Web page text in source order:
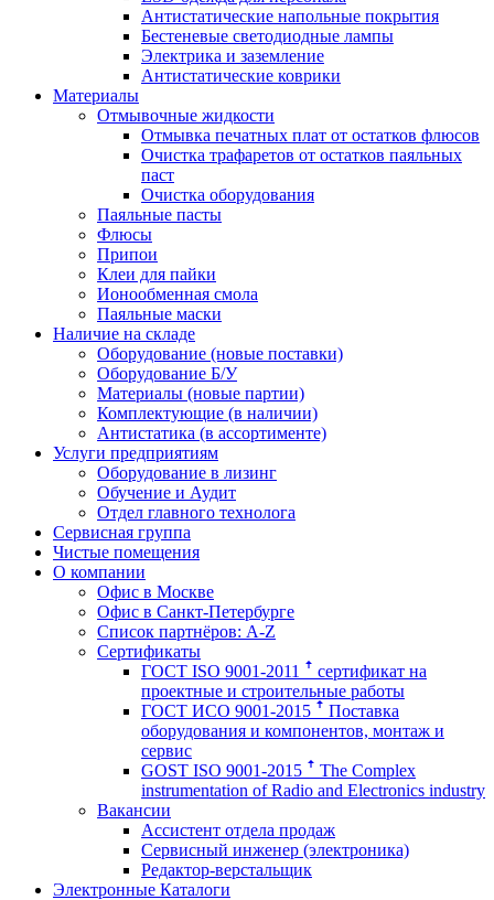
Антистатические напольные покрытия
Бестеневые светодиодные лампы
Электрика и заземление
Антистатические коврики
Материалы
Отмывочные жидкости
Отмывка печатных плат от остатков флюсов
Очистка трафаретов от остатков паяльных
паст
Очистка оборудования
Паяльные пасты
Флюсы
Припои
Клеи для пайки
Ионообменная смола
Паяльные маски
Наличие на складе
Оборудование (новые поставки)
Оборудование Б/У
Материалы (новые партии)
Комплектующие (в наличии)
Антистатика (в ассортименте)
Услуги предприятиям
Оборудование в лизинг
Обучение и Аудит
Отдел главного технолога
Сервисная группа
Чистые помещения
О компании
Офис в Москве
Офис в Санкт-Петербурге
Список партнёров: A-Z
Сертификаты
ГОСТ ISO 9001-2011 ꜛ сертификат на
проектные и строительные работы
ГОСТ ИСО 9001-2015 ꜛ Поставка
оборудования и компонентов, монтаж и
сервис
GOST ISO 9001-2015 ꜛ The Complex
instrumentation of Radio and Electronics industry
Вакансии
Ассистент отдела продаж
Сервисный инженер (электроника)
Редактор-верстальщик
Электронные Каталоги